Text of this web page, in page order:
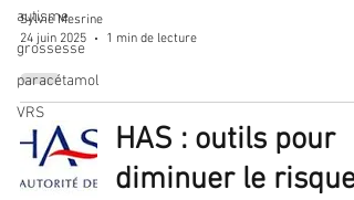
autisme
grossesse
paracétamol
VRS
Sylvie Mesrine
24 juin 2025
1 min de lecture
HAS : outils pour
diminuer le risque